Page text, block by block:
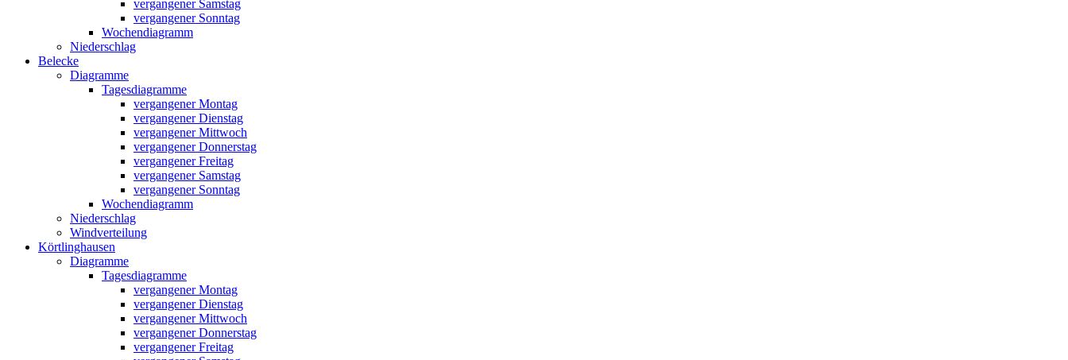
vergangener Samstag
vergangener Sonntag
Wochendiagramm
Niederschlag
Belecke
Diagramme
Tagesdiagramme
vergangener Montag
vergangener Dienstag
vergangener Mittwoch
vergangener Donnerstag
vergangener Freitag
vergangener Samstag
vergangener Sonntag
Wochendiagramm
Niederschlag
Windverteilung
Körtlinghausen
Diagramme
Tagesdiagramme
vergangener Montag
vergangener Dienstag
vergangener Mittwoch
vergangener Donnerstag
vergangener Freitag